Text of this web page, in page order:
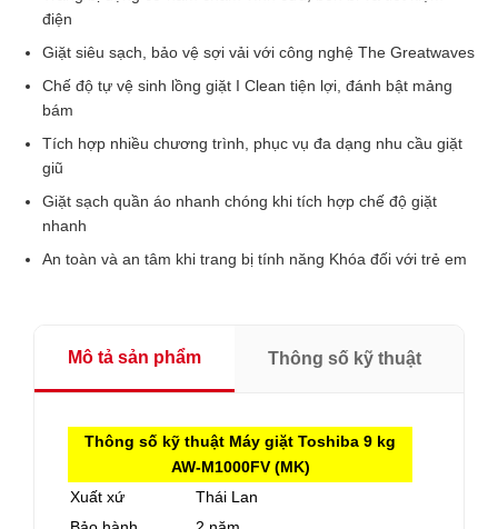
điện
Giặt siêu sạch, bảo vệ sợi vải với công nghệ The Greatwaves
Chế độ tự vệ sinh lồng giặt I Clean tiện lợi, đánh bật mảng
bám
Tích hợp nhiều chương trình, phục vụ đa dạng nhu cầu giặt
giũ
Giặt sạch quần áo nhanh chóng khi tích hợp chế độ giặt
nhanh
An toàn và an tâm khi trang bị tính năng Khóa đối với trẻ em
Mô tả sản phẩm Thông số kỹ thuật
Thông số kỹ thuật Máy giặt Toshiba 9 kg
AW-M1000FV (MK)
Xuất xứ
Thái Lan